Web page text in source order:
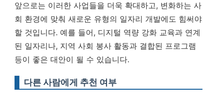
앞으로는 이러한 사업들을 더욱 확대하고, 변화하는 사
회 환경에 맞춰 새로운 유형의 일자리 개발에도 힘써야
할 것입니다. 예를 들어, 디지털 역량 강화 교육과 연계
된 일자리나, 지역 사회 봉사 활동과 결합된 프로그램
등이 좋은 대안이 될 수 있습니다.
다른 사람에게 추천 여부